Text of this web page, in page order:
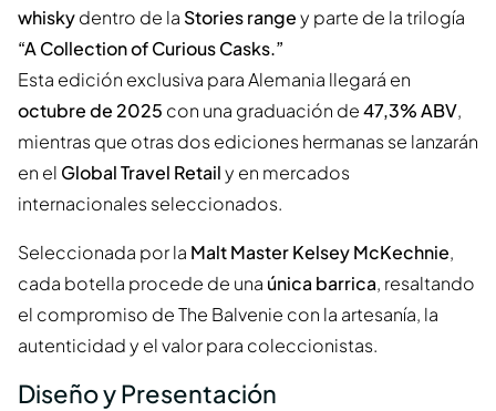
whiskydentro de la Stories rangey parte de la trilogía
“A Collection of Curious Casks.”
Esta edición exclusiva para Alemania llegará en
octubre de 2025 con una graduación de47,3% ABV,
mientras que otras dos ediciones hermanas se lanzarán
en el Global Travel Retaily en mercados
internacionales seleccionados.
Seleccionada por la Malt Master Kelsey McKechnie,
cada botella procede de una única barrica, resaltando
el compromiso de The Balvenie con la artesanía, la
autenticidad y el valor para coleccionistas.
Diseño y Presentación